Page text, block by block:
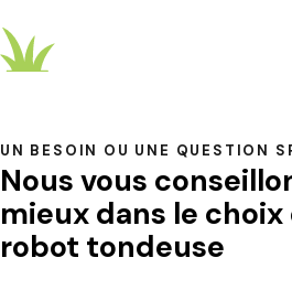
UN BESOIN OU UNE QUESTION
Nous vous
mieux dans le
robot tondeuse